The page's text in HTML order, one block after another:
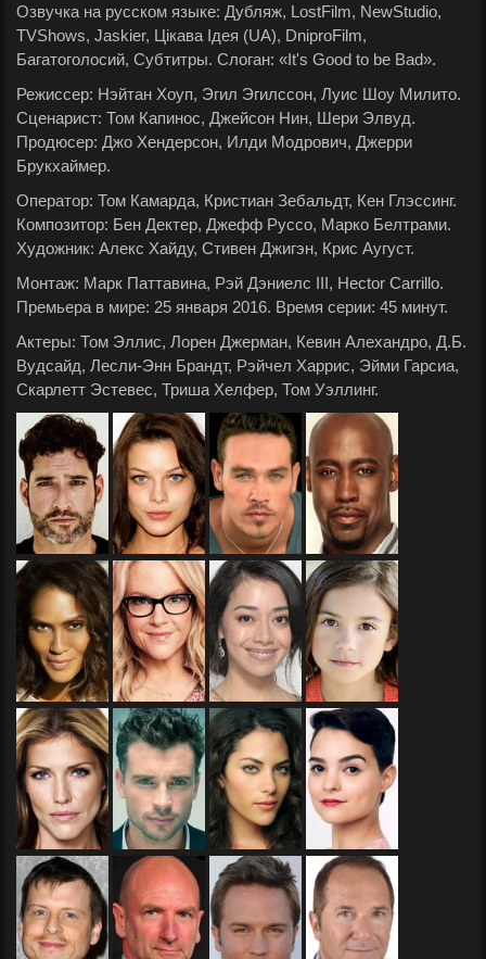
Озвучка на русском языке: Дубляж, LostFilm, NewStudio,
TVShows, Jaskier, Цікава Ідея (UA), DniproFilm,
Багатоголосий, Субтитры. Слоган: «It's Good to be Bad».
Режиссер: Нэйтан Хоуп, Эгил Эгилссон, Луис Шоу Милито.
Сценарист: Том Капинос, Джейсон Нин, Шери Элвуд.
Продюсер: Джо Хендерсон, Илди Модрович, Джерри
Брукхаймер.
Оператор: Том Камарда, Кристиан Зебальдт, Кен Глэссинг.
Композитор: Бен Дектер, Джефф Руссо, Марко Белтрами.
Художник: Алекс Хайду, Стивен Джигэн, Крис Аугуст.
Монтаж: Марк Паттавина, Рэй Дэниелс III, Hector Carrillo.
Премьера в мире: 25 января 2016. Время серии: 45 минут.
Актеры: Том Эллис, Лорен Джерман, Кевин Алехандро, Д.Б.
Вудсайд, Лесли-Энн Брандт, Рэйчел Харрис, Эйми Гарсиа,
Скарлетт Эстевес, Триша Хелфер, Том Уэллинг.